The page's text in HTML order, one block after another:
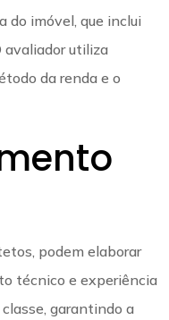
do imóvel, que inclui
avaliador utiliza
da renda e o
podem elaborar
técnico e experiência
garantindo a